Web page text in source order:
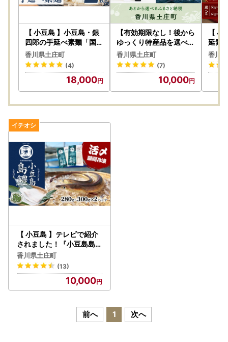
【 小豆島 】小豆島・銀
四郎の手延べ素麺「国内
産小麦100%」2kg 麺類
そうめん
香川県土庄町
(4)
18,000
【有効期限なし！後から
ゆっくり特産品を選べる
】香川県土庄町カタログ
ポイント
香川県土庄町
(7)
10,000
【
延素
小豆
り物
香川
【 小豆島 】テレビで紹介
されました！『小豆島島鱧
』活け締め骨切り瞬間冷凍
新鮮 海の幸 ハモ
香川県土庄町
(13)
10,000
前へ 1 次へ